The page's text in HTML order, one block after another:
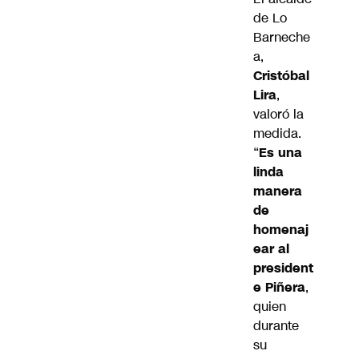
de Lo
Barneche
a,
Cristóbal
Lira,
valoró la
medida.
“Es una
linda
manera
de
homenaj
ear al
president
e Piñera,
quien
durante
su